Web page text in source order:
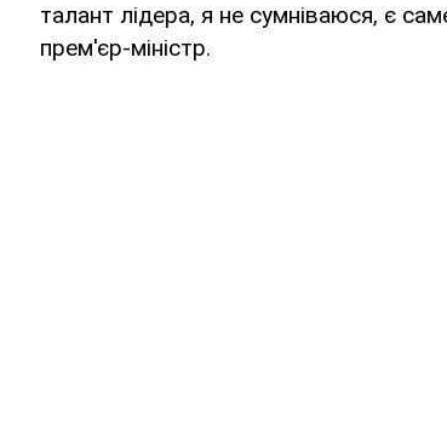
талант лідера, я не сумніваюся, є
прем'єр-міністр.